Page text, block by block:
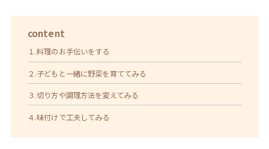
content
１.料理のお手伝いをする
２.子どもと一緒に野菜を育ててみる
３.切り方や調理方法を変えてみる
４.味付けで工夫してみる